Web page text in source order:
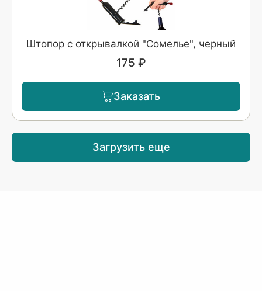
Штопор с открывалкой "Сомелье", черный
175 ₽
Заказать
Загрузить еще